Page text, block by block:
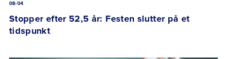
08-04
Stopper efter 52,5 år: Festen slutter på et
tidspunkt